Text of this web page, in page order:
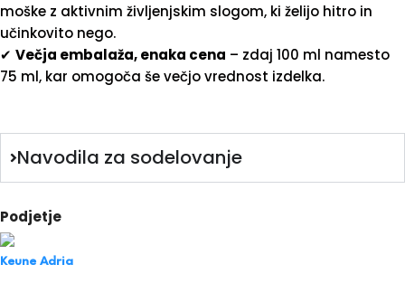
moške z aktivnim življenjskim slogom, ki želijo hitro in
učinkovito nego.
✔ Večja embalaža, enaka cena – zdaj 100 ml namesto
75 ml, kar omogoča še večjo vrednost izdelka.
Navodila za sodelovanje
Podjetje
Keune Adria